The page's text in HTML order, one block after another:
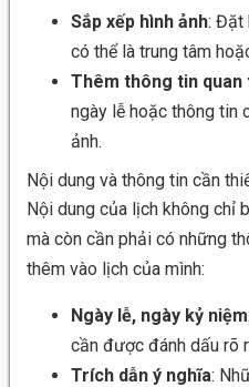
Sắp xếp hình ảnh: Đặt
có thể là trung tâm
Thêm thông tin quan
ngày lễ hoặc thông tin
ảnh.
Nội dung và thông tin cần
Nội dung của lịch không chỉ
mà còn cần phải có những
thêm vào lịch của mình:
Ngày lễ, ngày kỷ niệm
cần được đánh dấu rõ
Trích dẫn ý nghĩa: